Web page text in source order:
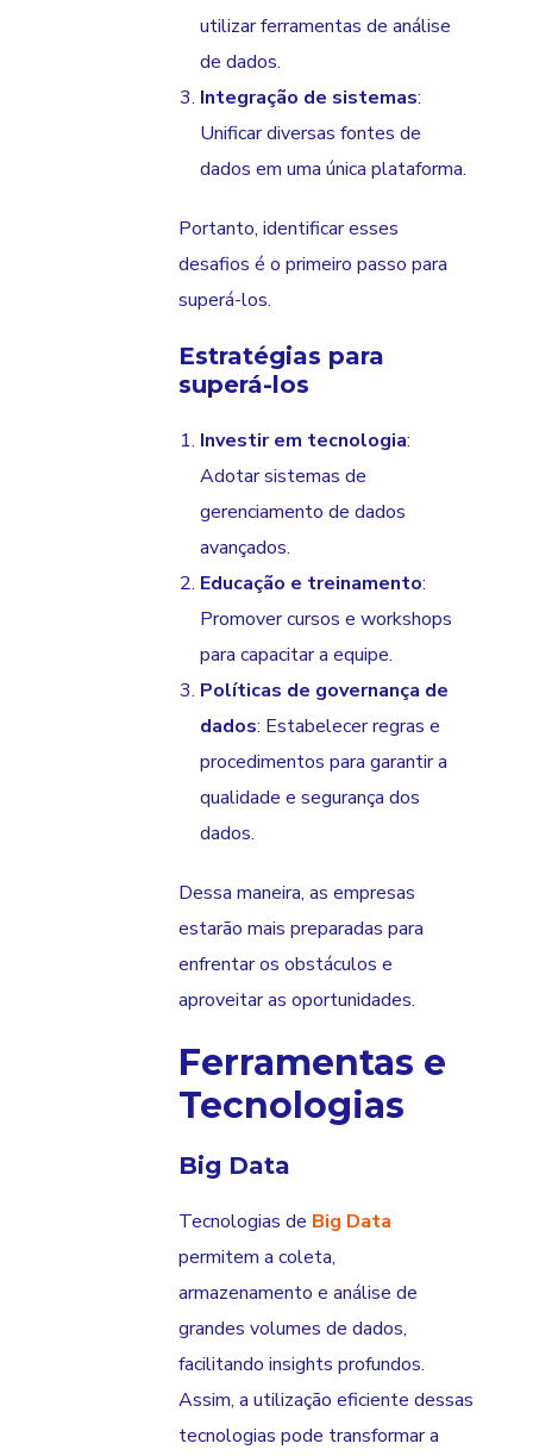
utilizar ferramentas de análise
de dados.
Integração de sistemas:
Unificar diversas fontes de
dados em uma única plataforma.
Portanto, identificar esses
desafios é o primeiro passo para
superá-los.
Estratégias para
superá-los
Investir em tecnologia:
Adotar sistemas de
gerenciamento de dados
avançados.
Educação e treinamento:
Promover cursos e workshops
para capacitar a equipe.
Políticas de governança de
dados: Estabelecer regras e
procedimentos para garantir a
qualidade e segurança dos
dados.
Dessa maneira, as empresas
estarão mais preparadas para
enfrentar os obstáculos e
aproveitar as oportunidades.
Ferramentas e
Tecnologias
Big Data
Tecnologias de Big Data
permitem a coleta,
armazenamento e análise de
grandes volumes de dados,
facilitando insights profundos.
Assim, a utilização eficiente dessas
tecnologias pode transformar a